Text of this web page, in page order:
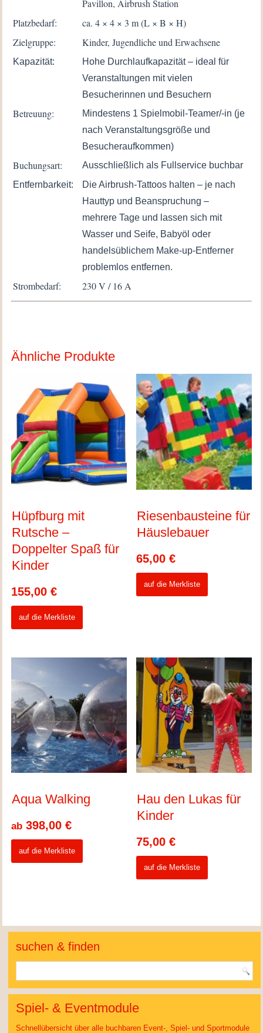
Pavillon, Airbrush Station
Platzbedarf:
ca. 4 × 4 × 3 m (L × B × H)
Zielgruppe:
Kinder, Jugendliche und Erwachsene
Kapazität:
Hohe Durchlaufkapazität – ideal für
Veranstaltungen mit vielen
Besucherinnen und Besuchern
Betreuung:
Mindestens 1 Spielmobil-Teamer/-in (je
nach Veranstaltungsgröße und
Besucheraufkommen)
Buchungsart:
Ausschließlich als Fullservice buchbar
Entfernbarkeit:
Die Airbrush-Tattoos halten – je nach
Hauttyp und Beanspruchung –
mehrere Tage und lassen sich mit
Wasser und Seife, Babyöl oder
handelsüblichem Make-up-Entferner
problemlos entfernen.
Strombedarf: 230 V / 16 A
Ähnliche Produkte
Hüpfburg mit
Rutsche –
Doppelter Spaß für
Kinder
155,00€
auf die Merkliste
Riesenbausteine für
Häuslebauer
65,00€
auf die Merkliste
Aqua Walking
ab 398,00€
auf die Merkliste
Hau den Lukas für
Kinder
75,00€
auf die Merkliste
suchen & finden
Spiel- & Eventmodule
Schnellübersicht über alle buchbaren Event-, Spiel- und Sportmodule